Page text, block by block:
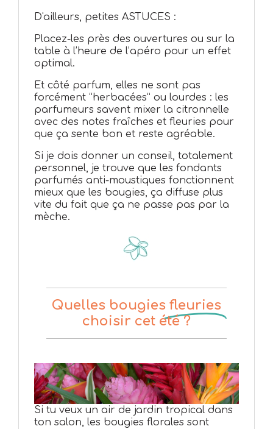
D'ailleurs, petites ASTUCES :
Placez-les près des ouvertures ou sur la
table à l’heure de l’apéro pour un effet
optimal.
Et côté parfum, elles ne sont pas
forcément “herbacées” ou lourdes : les
parfumeurs savent mixer la citronnelle
avec des notes fraîches et fleuries pour
que ça sente bon et reste agréable.
Si je dois donner un conseil, totalement
personnel, je trouve que les fondants
parfumés anti-moustiques fonctionnent
mieux que les bougies, ça diffuse plus
vite du fait que ça ne passe pas par la
mèche.
Quelles bougies fleuries
choisir cet été ?
Si tu veux un air de jardin tropical dans
ton salon, les bougies florales sont